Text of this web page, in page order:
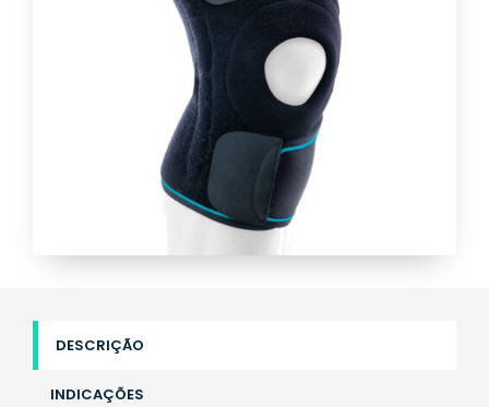
DESCRIÇÃO
INDICAÇÕES